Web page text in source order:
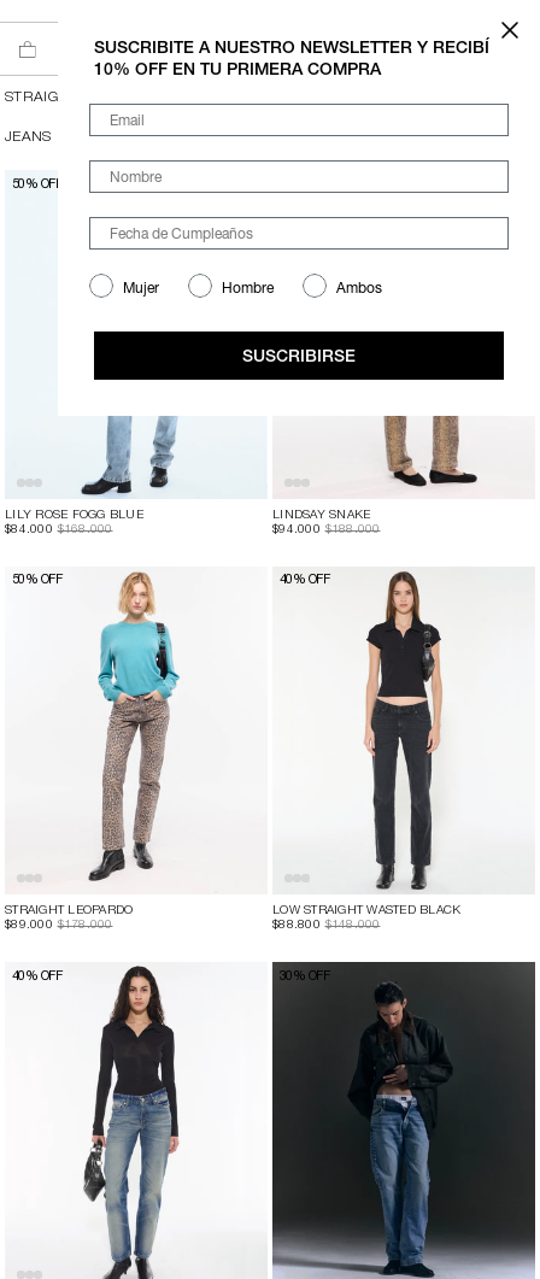
STRAIGHT
JEANS FLARE WIDE BOOTCUT SLIM SKIRTS
50% OFF
LILY ROSE FOGG BLUE
$84.000 $168.000
LINDSAY SNAKE
$94.000 $188.000
50% OFF
STRAIGHT LEOPARDO
$89.000 $178.000
40% OFF
LOW STRAIGHT WASTED BLACK
$88.800 $148.000
40% OFF 30% OFF
SUSCRIBITE A NUESTRO NEWSLETTER Y RECIBÍ
10% OFF EN TU PRIMERA COMPRA
Email
Nombre
Mujer Hombre Ambos
SUSCRIBIRSE